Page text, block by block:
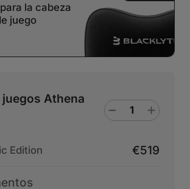
la cabeza
juego
juegos Athena
Edition €519